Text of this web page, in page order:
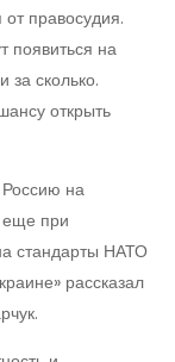
правосудия.
появиться на
за сколько.
открыть
Россию на
при
стандарты НАТО
рассказал